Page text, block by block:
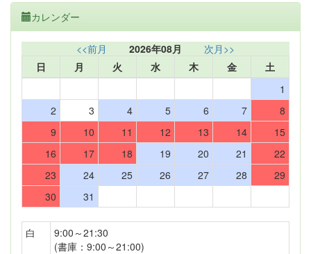
カレンダー
<<前月 2026年08月
次月>>
日
月 火 水 木 金
土
1
2
3 4 5 6 7
8
9
10 11 12 13 14
15
16
17 18 19 20 21
22
23
24 25 26 27 28
29
30
31
白
9:00～21:30
(書庫：9:00～21:00)